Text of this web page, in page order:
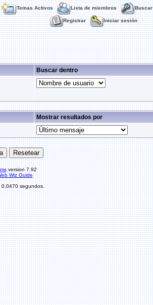
Temas Activos Lista de miembros Buscar
Registrar Iniciar sesión
Buscar dentro
Mostrar resultados por
version 7.92
Wiz Guide
segundos.